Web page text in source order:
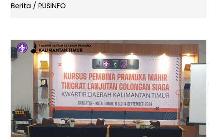
Berita /PUSINFO